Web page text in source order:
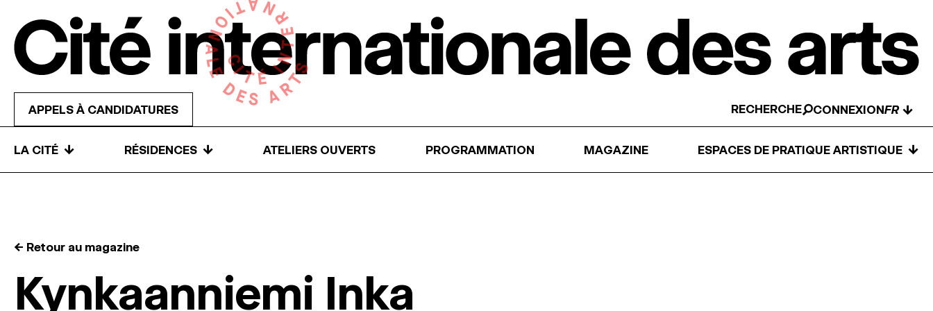
APPELS À CANDIDATURES RECHERCHE CONNEXION ↓
LA CITÉ ↓ RÉSIDENCES ↓ ATELIERS OUVERTS PROGRAMMATION MAGAZINE ESPACES DE PRATIQUE ARTISTIQUE ↓
← Retour au magazine
Kynkaanniemi Inka